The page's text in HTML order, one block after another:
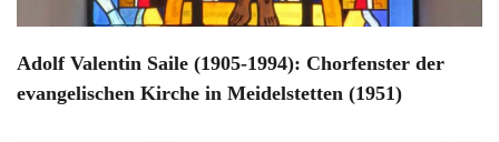
Adolf Valentin Saile (1905-1994): Chorfenster der
evangelischen Kirche in Meidelstetten (1951)